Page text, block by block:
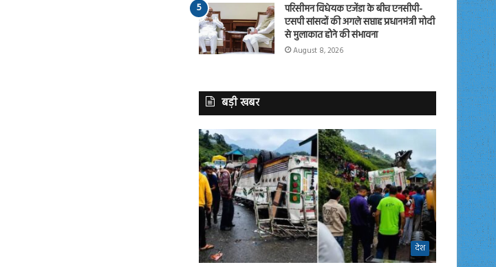
परिसीमन विधेयक एजेंडा के बीच एनसीपी-
एसपी सांसदों की अगले सप्ताह प्रधानमंत्री मोदी
से मुलाकात होने की संभावना
August 8, 2026
बड़ी खबर
देश